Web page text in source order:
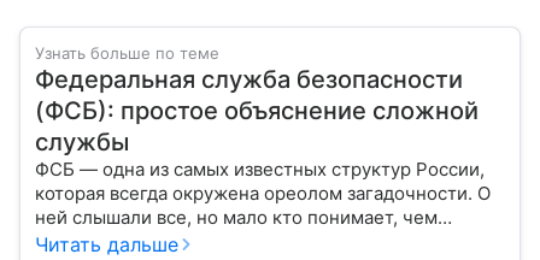
Узнать больше по теме
Федеральная служба безопасности
(ФСБ): простое объяснение сложной
службы
ФСБ — одна из самых известных структур России,
которая всегда окружена ореолом загадочности. О
ней слышали все, но мало кто понимает, чем
именно занимается Федеральная служба
Читать дальше